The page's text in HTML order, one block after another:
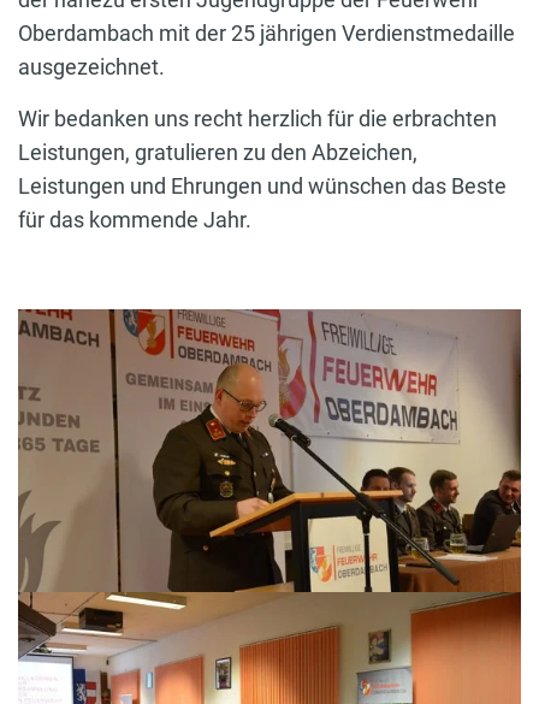
Oberdambach mit der 25 jährigen Verdienstmedaille
ausgezeichnet.
Wir bedanken uns recht herzlich für die erbrachten
Leistungen, gratulieren zu den Abzeichen,
Leistungen und Ehrungen und wünschen das Beste
für das kommende Jahr.